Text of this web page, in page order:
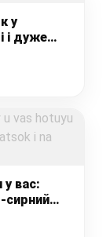
у
і дуже
захваті
вас:
сирний